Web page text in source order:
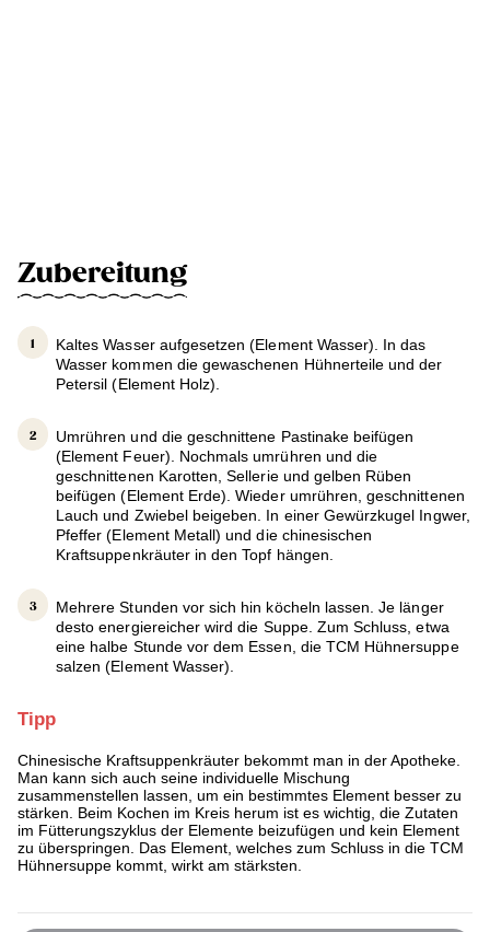
Zubereitung
Kaltes Wasser aufgesetzen (Element Wasser). In das
Wasser kommen die gewaschenen Hühnerteile und der
Petersil (Element Holz).
Umrühren und die geschnittene Pastinake beifügen
(Element Feuer). Nochmals umrühren und die
geschnittenen Karotten, Sellerie und gelben Rüben
beifügen (Element Erde). Wieder umrühren, geschnittenen
Lauch und Zwiebel beigeben. In einer Gewürzkugel Ingwer,
Pfeffer (Element Metall) und die chinesischen
Kraftsuppenkräuter in den Topf hängen.
Mehrere Stunden vor sich hin köcheln lassen. Je länger
desto energiereicher wird die Suppe. Zum Schluss, etwa
eine halbe Stunde vor dem Essen, die TCM Hühnersuppe
salzen (Element Wasser).
Tipp
Chinesische Kraftsuppenkräuter bekommt man in der Apotheke.
Man kann sich auch seine individuelle Mischung
zusammenstellen lassen, um ein bestimmtes Element besser zu
stärken. Beim Kochen im Kreis herum ist es wichtig, die Zutaten
im Fütterungszyklus der Elemente beizufügen und kein Element
zu überspringen. Das Element, welches zum Schluss in die TCM
Hühnersuppe kommt, wirkt am stärksten.